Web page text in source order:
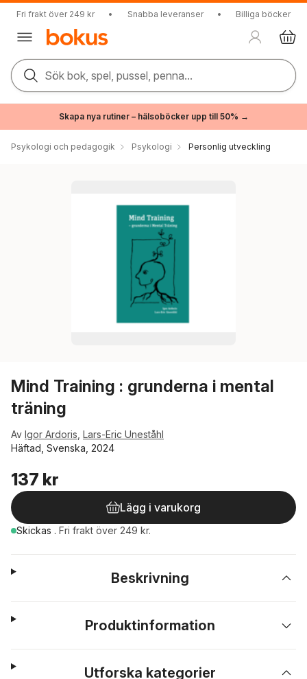
Fri frakt över 249 kr • Snabba leveranser • Billiga böcker
Sök bok, spel, pussel, penna...
Skapa nya rutiner – hälsoböcker upp till 50% →
Psykologi och pedagogik Psykologi Personlig utveckling
Mind Training : grunderna i mental
träning
Av Igor Ardoris Lars-Eric Uneståhl
Häftad, Svenska, 2024
137 kr
Lägg i varukorg
Skickas . Fri frakt över 249 kr.
Beskrivning
Produktinformation
Utforska kategorier